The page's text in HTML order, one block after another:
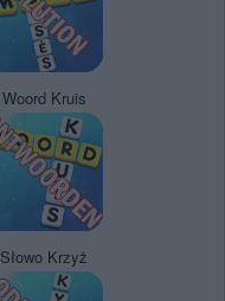
Woord Kruis
Słowo Krzyż